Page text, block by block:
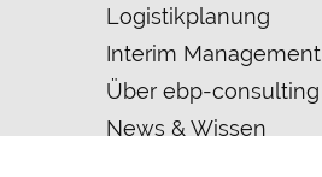
Logistikplanung
Interim Management
Über ebp-consulting
News & Wissen